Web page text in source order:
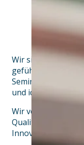
Wir sind das erste
geführtes
Seminar- und
und idyllischem
Wir verwenden für
Qualität. Unser
Innovation zu